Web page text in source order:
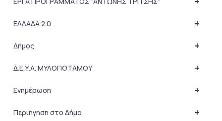
+
ΕΛΛΑΔΑ 2.0
+
Δήμος
+
Δ.Ε.Υ.Α. ΜΥΛΟΠΟΤΑΜΟΥ
+
Ενημέρωση
+
Περιήγηση στο Δήμο